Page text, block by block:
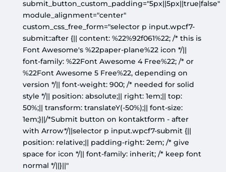
submit_button_custom_padding="5px||5px||true|false"
module_alignment="center"
custom_css_free_form="selector p input.wpcf7-
submit::after {|| content: %22%92f061%22; /* this is
Font Awesome's %22paper-plane%22 icon */||
font-family: %22Font Awesome 4 Free%22; /* or
%22Font Awesome 5 Free%22, depending on
version */|| font-weight: 900; /* needed for solid
style */|| position: absolute;|| right: 1em;|| top:
50%;|| transform: translateY(-50%);|| font-size:
1em;}||/*Submit button on kontaktform - after
with Arrow*/||selector p input.wpcf7-submit {||
position: relative;|| padding-right: 2em; /* give
space for icon */|| font-family: inherit; /* keep font
normal */||}||"